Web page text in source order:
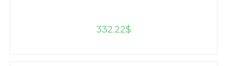
332.22$